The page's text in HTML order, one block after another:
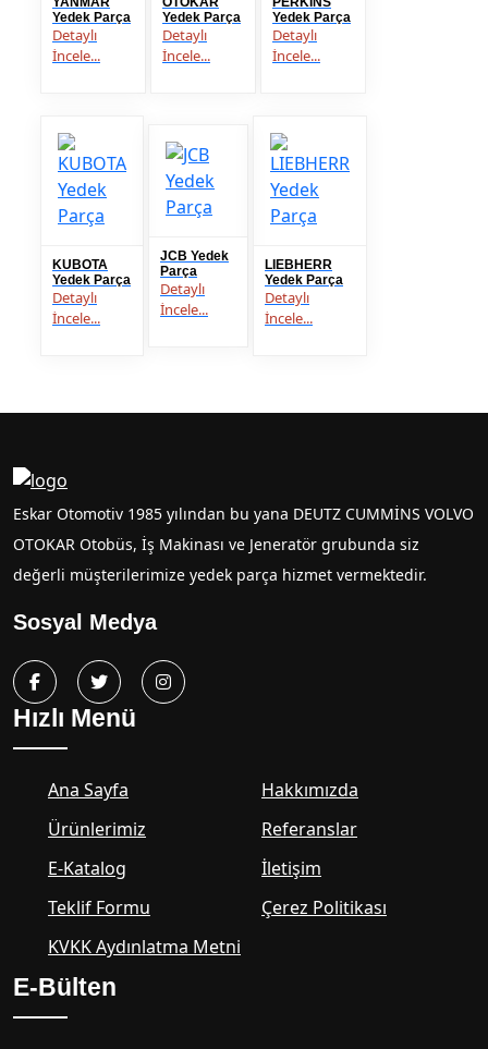
Yedek Parça
Detaylı
İncele...
Yedek Parça
Detaylı
İncele...
Yedek Parça
Detaylı
İncele...
KUBOTA
Yedek Parça
Detaylı
İncele...
JCB Yedek
Parça
Detaylı
İncele...
LIEBHERR
Yedek Parça
Detaylı
İncele...
Eskar Otomotiv 1985 yılından bu yana DEUTZ CUMMİNS VOLVO
OTOKAR Otobüs, İş Makinası ve Jeneratör grubunda siz
değerli müşterilerimize yedek parça hizmet vermektedir.
Sosyal Medya
Hızlı Menü
Ana Sayfa
Hakkımızda
Ürünlerimiz
Referanslar
E-Katalog
İletişim
Teklif Formu
Çerez Politikası
KVKK Aydınlatma Metni
E-Bülten